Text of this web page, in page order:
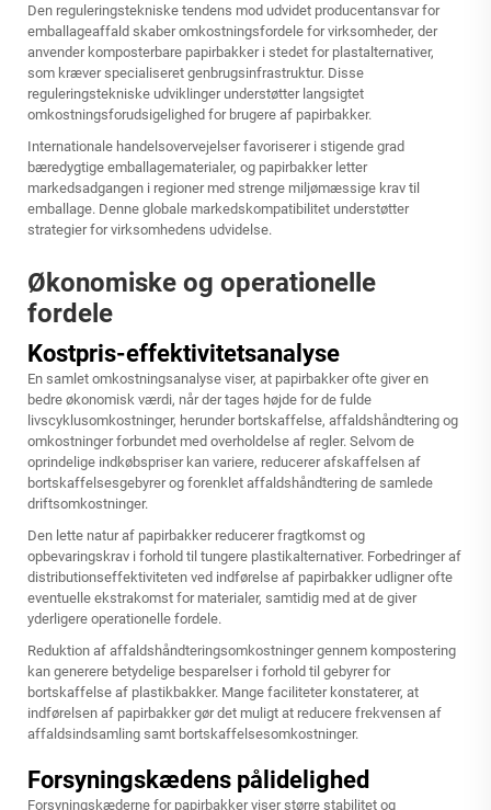
Den reguleringstekniske tendens mod udvidet producentansvar for
emballageaffald skaber omkostningsfordele for virksomheder, der
anvender komposterbare papirbakker i stedet for plastalternativer,
som kræver specialiseret genbrugsinfrastruktur. Disse
reguleringstekniske udviklinger understøtter langsigtet
omkostningsforudsigelighed for brugere af papirbakker.
Internationale handelsovervejelser favoriserer i stigende grad
bæredygtige emballagematerialer, og papirbakker letter
markedsadgangen i regioner med strenge miljømæssige krav til
emballage. Denne globale markedskompatibilitet understøtter
strategier for virksomhedens udvidelse.
Økonomiske og operationelle
fordele
Kostpris-effektivitetsanalyse
En samlet omkostningsanalyse viser, at papirbakker ofte giver en
bedre økonomisk værdi, når der tages højde for de fulde
livscyklusomkostninger, herunder bortskaffelse, affaldshåndtering og
omkostninger forbundet med overholdelse af regler. Selvom de
oprindelige indkøbspriser kan variere, reducerer afskaffelsen af
bortskaffelsesgebyrer og forenklet affaldshåndtering de samlede
driftsomkostninger.
Den lette natur af papirbakker reducerer fragtkomst og
opbevaringskrav i forhold til tungere plastikalternativer. Forbedringer af
distributionseffektiviteten ved indførelse af papirbakker udligner ofte
eventuelle ekstrakomst for materialer, samtidig med at de giver
yderligere operationelle fordele.
Reduktion af affaldshåndteringsomkostninger gennem kompostering
kan generere betydelige besparelser i forhold til gebyrer for
bortskaffelse af plastikbakker. Mange faciliteter konstaterer, at
indførelsen af papirbakker gør det muligt at reducere frekvensen af
affaldsindsamling samt bortskaffelsesomkostninger.
Forsyningskædens pålidelighed
Forsyningskæderne for papirbakker viser større stabilitet og